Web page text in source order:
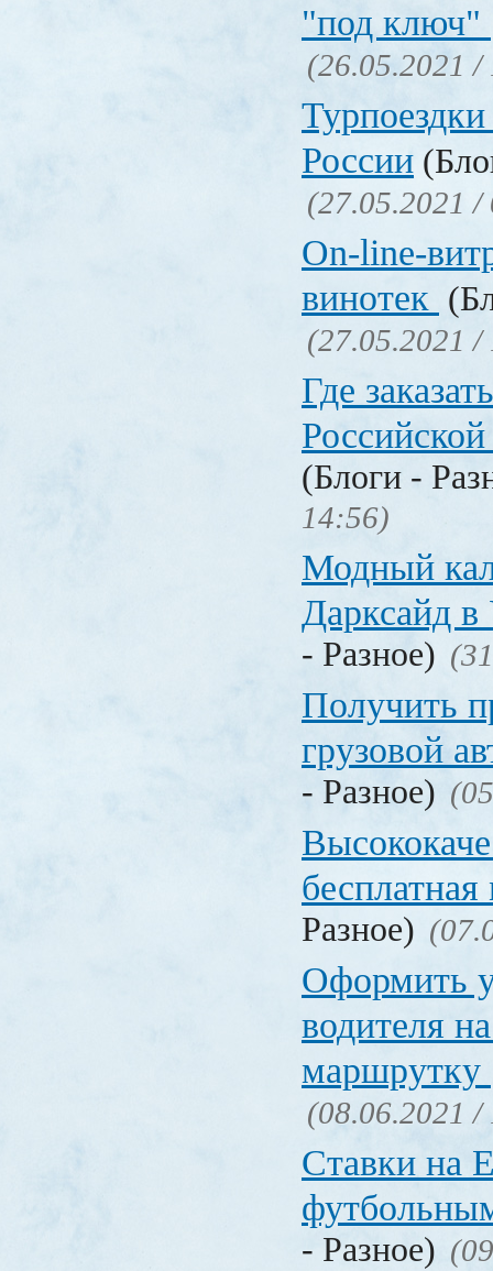
"под ключ"
(26.05.2021 /
России
(27.05.2021 /
On-line-
винотек
(27.05.2021 /
Где
(Блоги -
14:56)
Модный
Дарксайд в
- Разное)
Получить
грузовой
- Разное)
Разное)
Оформить
водителя
маршрутку
(08.06.2021 /
Ставки на
- Разное)